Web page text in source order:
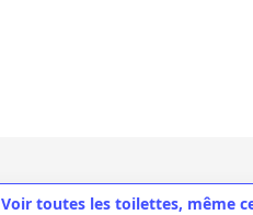
Voir toutes les toilettes, même